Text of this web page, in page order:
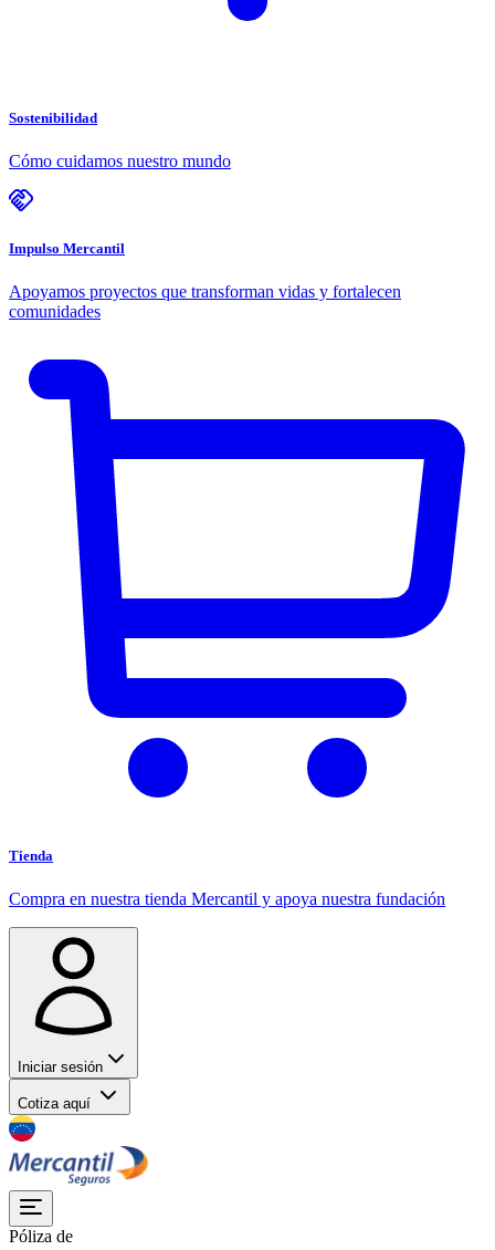
Sostenibilidad
Cómo cuidamos nuestro mundo
Impulso Mercantil
Apoyamos proyectos que transforman vidas y fortalecen
comunidades
Tienda
Compra en nuestra tienda Mercantil y apoya nuestra fundación
Iniciar sesión
Cotiza aquí
Póliza de